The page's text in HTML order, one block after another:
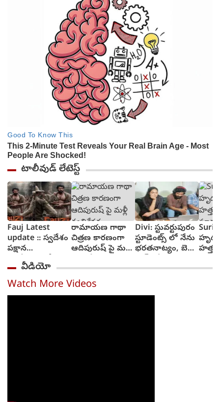
టాలీవుడ్ లేటెస్ట్
Fauj Latest
update :: స్వదేశం
పక్షాన
ఆంగ్లేయులతో
పోరాటానికి దిగిన
ఫౌజీ గా ప్రభాస్
రామాయణ గాథా
చిత్రణ కారణంగా
ఆదిపురుష్ పై మళ్లీ
Divi: స్టువర్టుపురం
స్టూడెంట్స్ లో నేను
భరతనాట్యం, బెల్లి
వీడియో
Watch More Videos